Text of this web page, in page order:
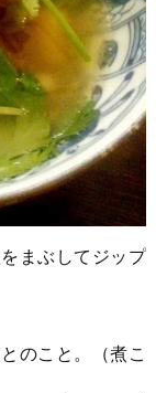
まぶしてジップ
のこと。（煮こ